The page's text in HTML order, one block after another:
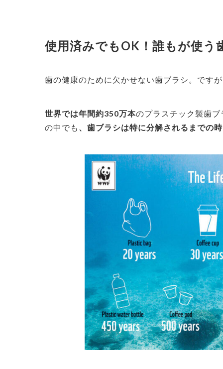
使用済みでもOK！誰もが使う
歯の健康のために欠かせない歯ブラシ。です
世界では年間約350万本のプラスチック製歯
の中でも 、歯ブラシは特に分解されるまでの